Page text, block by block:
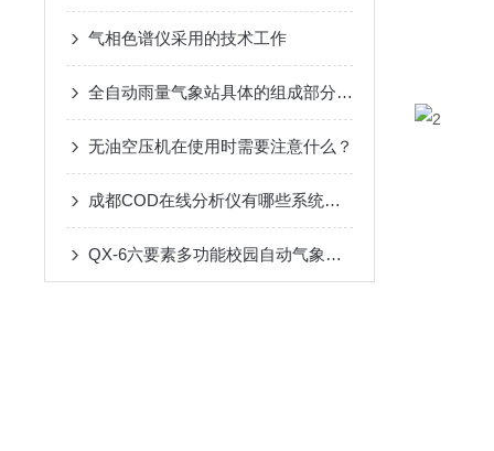
气相色谱仪采用的技术工作
全自动雨量气象站具体的组成部分如下
无油空压机在使用时需要注意什么？
成都COD在线分析仪有哪些系统组成的呢？
QX-6六要素多功能校园自动气象站的维护和保养